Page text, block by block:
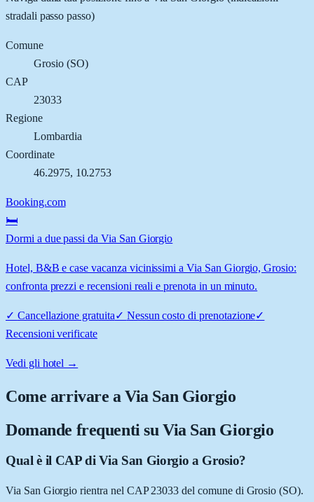
stradali passo passo)
Comune
Grosio(SO)
CAP
23033
Regione
Lombardia
Coordinate
46.2975, 10.2753
Booking.com
🛏️
Dormi a due passi da Via San Giorgio
Hotel, B&B e case vacanza vicinissimi a Via San Giorgio, Grosio:
confronta prezzi e recensioni reali e prenota in un minuto.
✓ Cancellazione gratuita✓ Nessun costo di prenotazione✓
Recensioni verificate
Vedi gli hotel →
Come arrivare aVia San Giorgio
Domande frequenti su Via San Giorgio
Qual è il CAP di Via San Giorgio a Grosio?
Via San Giorgio rientra nel CAP 23033 del comune di Grosio (SO).